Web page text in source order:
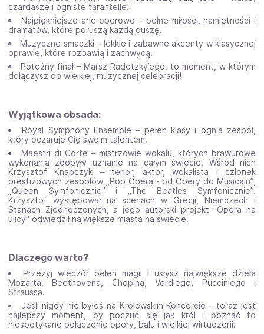
czardasze i ogniste tarantelle!
Najpiękniejsze arie operowe – pełne miłości, namiętności i
dramatów, które poruszą każdą duszę.
Muzyczne smaczki – lekkie i zabawne akcenty w klasycznej
oprawie, które rozbawią i zachwycą.
Potężny finał – Marsz Radetzky’ego, to moment, w którym
dołączysz do wielkiej, muzycznej celebracji!
Wyjątkowa obsada:
Royal Symphony Ensemble – pełen klasy i ognia zespół,
który oczaruje Cię swoim talentem.
Maestri di Corte – mistrzowie wokalu, których brawurowe
wykonania zdobyły uznanie na całym świecie. Wśród nich
Krzysztof Knapczyk – tenor, aktor, wokalista i członek
prestiżowych zespołów „Pop Opera - od Opery do Musicalu”,
„Queen Symfonicznie” i „The Beatles Symfonicznie”.
Krzysztof występował na scenach w Grecji, Niemczech i
Stanach Zjednoczonych, a jego autorski projekt "Opera na
ulicy" odwiedził największe miasta na świecie.
Dlaczego warto?
Przeżyj wieczór pełen magii i usłysz największe dzieła
Mozarta, Beethovena, Chopina, Verdiego, Pucciniego i
Straussa.
Jeśli nigdy nie byłeś na Królewskim Koncercie – teraz jest
najlepszy moment, by poczuć się jak król i poznać to
niespotykane połączenie opery, balu i wielkiej wirtuozerii!